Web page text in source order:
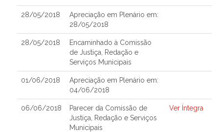
28/05/2018
Apreciação em Plenário em:
28/05/2018
28/05/2018
Encaminhado à Comissão
de Justiça, Redação e
Serviços Municipais
01/06/2018
Apreciação em Plenário em:
04/06/2018
06/06/2018
Parecer da Comissão de
Justiça, Redação e Serviços
Municipais
Ver Íntegra